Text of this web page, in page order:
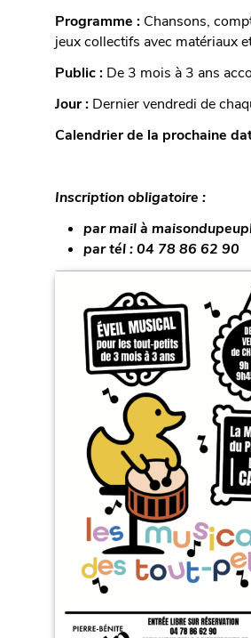
Programme : Chansons,
jeux collectifs avec matériaux
Public : De 3 mois à 3 ans
Jour : Dernier vendredi de
Calendrier de la prochaine
Inscription obligatoire :
par mail à
par tél : 04 78 86 62 90